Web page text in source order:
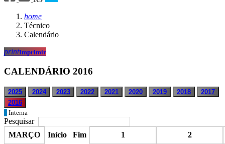
home
Técnico
Calendário
printImprimir
CALENDÁRIO 2016
2025 2024 2023 2022 2021 2020 2019 2018
2017
2016
Interna
Pesquisar
MARÇO
Início Fim 1
2